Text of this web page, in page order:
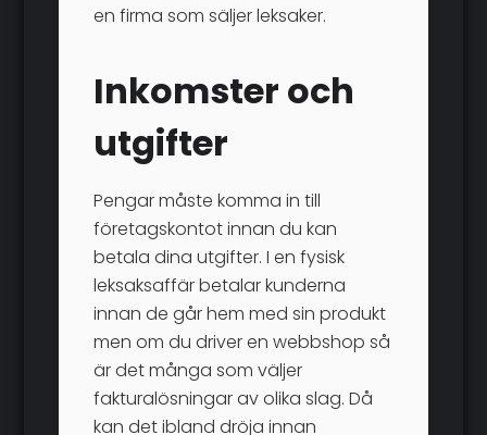
en firma som säljer leksaker.
Inkomster och
utgifter
Pengar måste komma in till
företagskontot innan du kan
betala dina utgifter. I en fysisk
leksaksaffär betalar kunderna
innan de går hem med sin produkt
men om du driver en webbshop så
är det många som väljer
fakturalösningar av olika slag. Då
kan det ibland dröja innan